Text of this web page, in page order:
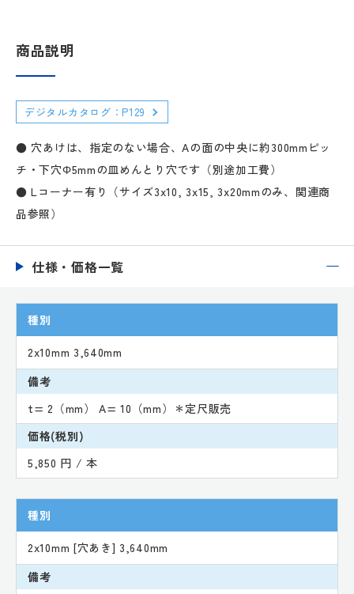
商品説明
デジタルカタログ：P129
● 穴あけは、指定のない場合、Aの面の中央に約300mmピッ
チ・下穴Φ5mmの皿めんとり穴です（別途加工費）
● Lコーナー有り（サイズ3x10, 3x15, 3x20mmのみ、関連商
品参照）
仕様・価格一覧
種別
2x10mm 3,640mm
備考
t= 2（mm） A= 10（mm）＊定尺販売
価格(税別)
5,850 円 / 本
種別
2x10mm [穴あき] 3,640mm
備考